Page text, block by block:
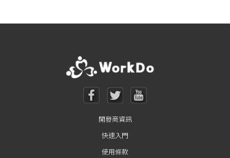
Posts navigation
開發商資訊
快速入門
使用條款